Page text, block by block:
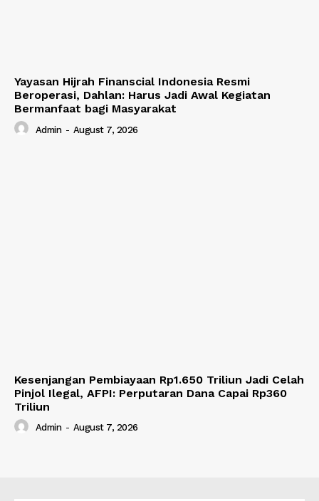
Yayasan Hijrah Finanscial Indonesia Resmi
Beroperasi, Dahlan: Harus Jadi Awal Kegiatan
Bermanfaat bagi Masyarakat
Admin - August 7, 2026
Kesenjangan Pembiayaan Rp1.650 Triliun Jadi Celah
Pinjol Ilegal, AFPI: Perputaran Dana Capai Rp360
Triliun
Admin - August 7, 2026